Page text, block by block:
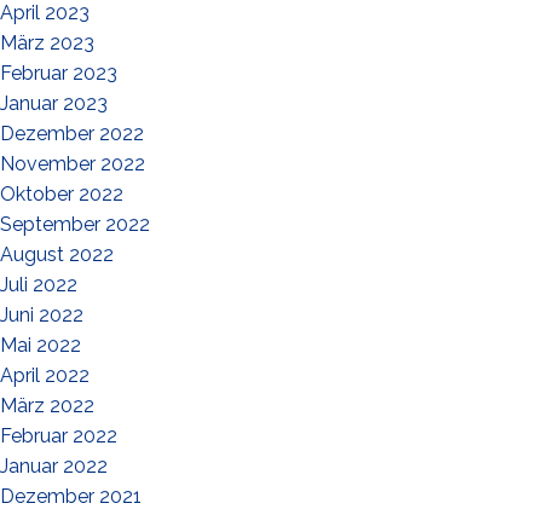
April 2023
März 2023
Februar 2023
Januar 2023
Dezember 2022
November 2022
Oktober 2022
September 2022
August 2022
Juli 2022
Juni 2022
Mai 2022
April 2022
März 2022
Februar 2022
Januar 2022
Dezember 2021